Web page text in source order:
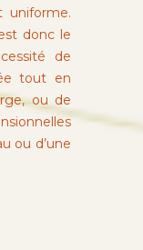
uniforme.
donc le
de
tout en
ou de
ou d’une